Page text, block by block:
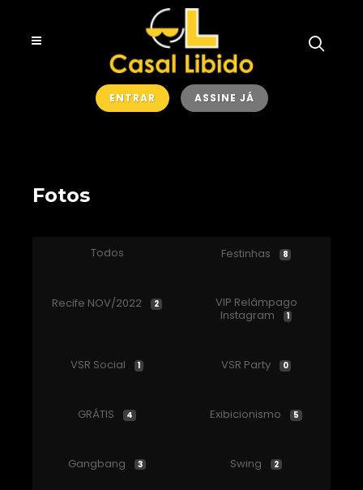
ENTRAR ASSINE JÁ
Fotos
Todos Festinhas 8
Recife NOV/2022 2
VIP Relâmpago
Instagram
1
VSR Social 1 VSR Party 0
GRÁTIS 4 Exibicionismo 5
Gangbang 3 Swing 2